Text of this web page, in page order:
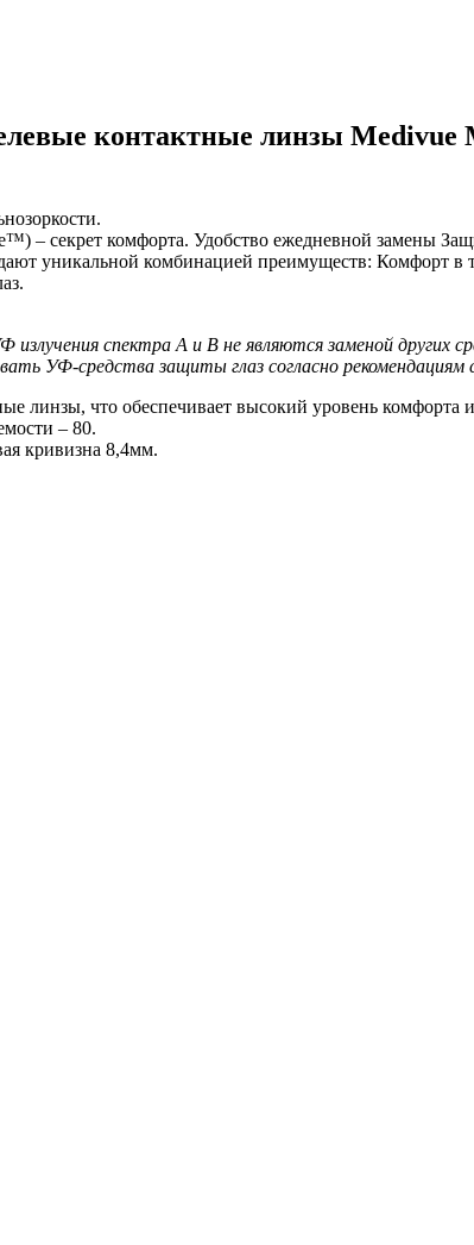
контактные линзы Medivue
– секрет комфорта. Удобство ежедневной замены
уникальной комбинацией преимуществ: Комфорт в
спектра А и В не являются заменой других
УФ-средства защиты глаз согласно рекомендациям
линзы, что обеспечивает высокий уровень
– 80.
кривизна 8,4мм.